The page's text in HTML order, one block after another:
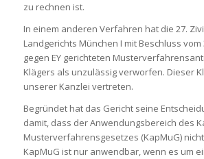
zu rechnen ist.
In einem anderen Verfahren hat die 27.
Landgerichts München I mit Beschluss vom
gegen EY gerichteten
Klägers als unzulässig verworfen. Dieser
unserer Kanzlei vertreten.
Begründet hat das Gericht seine
damit, dass der Anwendungsbereich des
Musterverfahrensgesetzes (KapMuG)
KapMuG ist nur anwendbar, wenn es um